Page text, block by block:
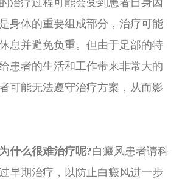
疗过程可能会受到患者自身因
身体的重要组成部分，治疗可能
息并避免负重。但由于足部的特
患者的生活和工作带来非常大的
可能无法遵守治疗方案，从而影
什么很难治疗呢?白癜风患者请科
早期治疗，以防止白癜风进一步